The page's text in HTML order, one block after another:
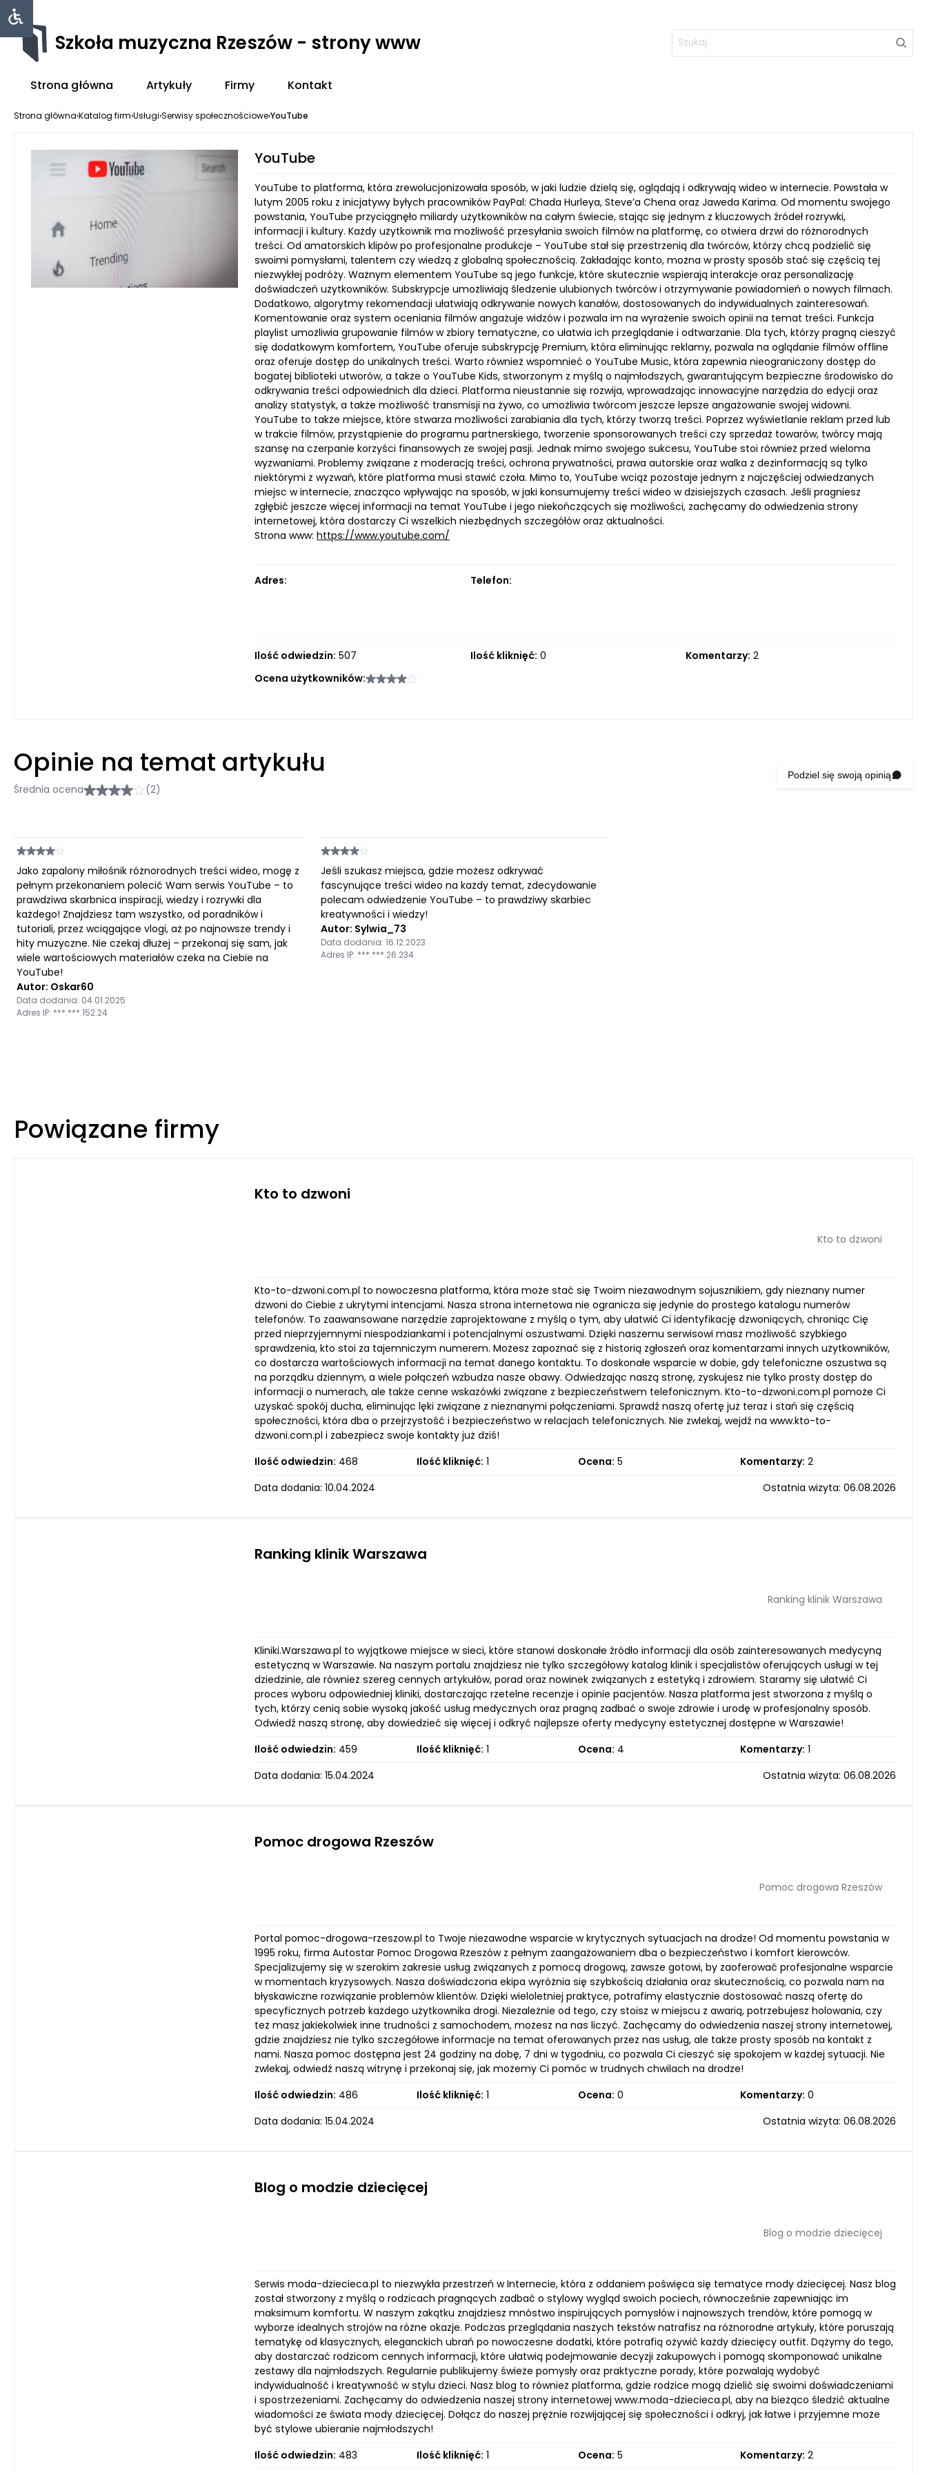
Szkoła muzyczna Rzeszów - strony www
Strona główna Artykuły Firmy Kontakt
Strona główna›Katalog firm›Usługi›Serwisy społecznościowe›YouTube
YouTube
YouTube to platforma, która zrewolucjonizowała sposób, w jaki ludzie dzielą się, oglądają i odkrywają wideo w internecie. Powstała w
lutym 2005 roku z inicjatywy byłych pracowników PayPal: Chada Hurleya, Steve’a Chena oraz Jaweda Karima. Od momentu swojego
powstania, YouTube przyciągnęło miliardy użytkowników na całym świecie, stając się jednym z kluczowych źródeł rozrywki,
informacji i kultury. Każdy użytkownik ma możliwość przesyłania swoich filmów na platformę, co otwiera drzwi do różnorodnych
treści. Od amatorskich klipów po profesjonalne produkcje – YouTube stał się przestrzenią dla twórców, którzy chcą podzielić się
swoimi pomysłami, talentem czy wiedzą z globalną społecznością. Zakładając konto, można w prosty sposób stać się częścią tej
niezwykłej podróży. Ważnym elementem YouTube są jego funkcje, które skutecznie wspierają interakcje oraz personalizację
doświadczeń użytkowników. Subskrypcje umożliwiają śledzenie ulubionych twórców i otrzymywanie powiadomień o nowych filmach.
Dodatkowo, algorytmy rekomendacji ułatwiają odkrywanie nowych kanałów, dostosowanych do indywidualnych zainteresowań.
Komentowanie oraz system oceniania filmów angażuje widzów i pozwala im na wyrażenie swoich opinii na temat treści. Funkcja
playlist umożliwia grupowanie filmów w zbiory tematyczne, co ułatwia ich przeglądanie i odtwarzanie. Dla tych, którzy pragną cieszyć
się dodatkowym komfortem, YouTube oferuje subskrypcję Premium, która eliminując reklamy, pozwala na oglądanie filmów offline
oraz oferuje dostęp do unikalnych treści. Warto również wspomnieć o YouTube Music, która zapewnia nieograniczony dostęp do
bogatej biblioteki utworów, a także o YouTube Kids, stworzonym z myślą o najmłodszych, gwarantującym bezpieczne środowisko do
odkrywania treści odpowiednich dla dzieci. Platforma nieustannie się rozwija, wprowadzając innowacyjne narzędzia do edycji oraz
analizy statystyk, a także możliwość transmisji na żywo, co umożliwia twórcom jeszcze lepsze angażowanie swojej widowni.
YouTube to także miejsce, które stwarza możliwości zarabiania dla tych, którzy tworzą treści. Poprzez wyświetlanie reklam przed lub
w trakcie filmów, przystąpienie do programu partnerskiego, tworzenie sponsorowanych treści czy sprzedaż towarów, twórcy mają
szansę na czerpanie korzyści finansowych ze swojej pasji. Jednak mimo swojego sukcesu, YouTube stoi również przed wieloma
wyzwaniami. Problemy związane z moderacją treści, ochrona prywatności, prawa autorskie oraz walka z dezinformacją są tylko
niektórymi z wyzwań, które platforma musi stawić czoła. Mimo to, YouTube wciąż pozostaje jednym z najczęściej odwiedzanych
miejsc w internecie, znacząco wpływając na sposób, w jaki konsumujemy treści wideo w dzisiejszych czasach. Jeśli pragniesz
zgłębić jeszcze więcej informacji na temat YouTube i jego niekończących się możliwości, zachęcamy do odwiedzenia strony
internetowej, która dostarczy Ci wszelkich niezbędnych szczegółów oraz aktualności.
Strona www: https://www.youtube.com/
Adres: Telefon:
Ilość odwiedzin: 507 Ilość kliknięć: 0 Komentarzy: 2
Ocena użytkowników:
Opinie na temat artykułu
Średnia ocena (2)
Podziel się swoją opinią
Jako zapalony miłośnik różnorodnych treści wideo, mogę z
pełnym przekonaniem polecić Wam serwis YouTube – to
prawdziwa skarbnica inspiracji, wiedzy i rozrywki dla
każdego! Znajdziesz tam wszystko, od poradników i
tutoriali, przez wciągające vlogi, aż po najnowsze trendy i
hity muzyczne. Nie czekaj dłużej – przekonaj się sam, jak
wiele wartościowych materiałów czeka na Ciebie na
YouTube!
Autor: Oskar60
Data dodania: 04.01.2025
Adres IP: ***.***.152.24
Jeśli szukasz miejsca, gdzie możesz odkrywać
fascynujące treści wideo na każdy temat, zdecydowanie
polecam odwiedzenie YouTube – to prawdziwy skarbiec
kreatywności i wiedzy!
Autor: Sylwia_73
Data dodania: 16.12.2023
Adres IP: ***.***.26.234
Powiązane firmy
Kto to dzwoni
Kto to dzwoni
Kto-to-dzwoni.com.pl to nowoczesna platforma, która może stać się Twoim niezawodnym sojusznikiem, gdy nieznany numer
dzwoni do Ciebie z ukrytymi intencjami. Nasza strona internetowa nie ogranicza się jedynie do prostego katalogu numerów
telefonów. To zaawansowane narzędzie zaprojektowane z myślą o tym, aby ułatwić Ci identyfikację dzwoniących, chroniąc Cię
przed nieprzyjemnymi niespodziankami i potencjalnymi oszustwami. Dzięki naszemu serwisowi masz możliwość szybkiego
sprawdzenia, kto stoi za tajemniczym numerem. Możesz zapoznać się z historią zgłoszeń oraz komentarzami innych użytkowników,
co dostarcza wartościowych informacji na temat danego kontaktu. To doskonałe wsparcie w dobie, gdy telefoniczne oszustwa są
na porządku dziennym, a wiele połączeń wzbudza nasze obawy. Odwiedzając naszą stronę, zyskujesz nie tylko prosty dostęp do
informacji o numerach, ale także cenne wskazówki związane z bezpieczeństwem telefonicznym. Kto-to-dzwoni.com.pl pomoże Ci
uzyskać spokój ducha, eliminując lęki związane z nieznanymi połączeniami. Sprawdź naszą ofertę już teraz i stań się częścią
społeczności, która dba o przejrzystość i bezpieczeństwo w relacjach telefonicznych. Nie zwlekaj, wejdź na www.kto-to-
dzwoni.com.pl i zabezpiecz swoje kontakty już dziś!
Ilość odwiedzin: 468 Ilość kliknięć: 1 Ocena: 5 Komentarzy: 2
Data dodania: 10.04.2024
Ostatnia wizyta: 06.08.2026
Ranking klinik Warszawa
Ranking klinik Warszawa
Kliniki.Warszawa.pl to wyjątkowe miejsce w sieci, które stanowi doskonałe źródło informacji dla osób zainteresowanych medycyną
estetyczną w Warszawie. Na naszym portalu znajdziesz nie tylko szczegółowy katalog klinik i specjalistów oferujących usługi w tej
dziedzinie, ale również szereg cennych artykułów, porad oraz nowinek związanych z estetyką i zdrowiem. Staramy się ułatwić Ci
proces wyboru odpowiedniej kliniki, dostarczając rzetelne recenzje i opinie pacjentów. Nasza platforma jest stworzona z myślą o
tych, którzy cenią sobie wysoką jakość usług medycznych oraz pragną zadbać o swoje zdrowie i urodę w profesjonalny sposób.
Odwiedź naszą stronę, aby dowiedzieć się więcej i odkryć najlepsze oferty medycyny estetycznej dostępne w Warszawie!
Ilość odwiedzin: 459 Ilość kliknięć: 1 Ocena: 4 Komentarzy: 1
Data dodania: 15.04.2024
Ostatnia wizyta: 06.08.2026
Pomoc drogowa Rzeszów
Pomoc drogowa Rzeszów
Portal pomoc-drogowa-rzeszow.pl to Twoje niezawodne wsparcie w krytycznych sytuacjach na drodze! Od momentu powstania w
1995 roku, firma Autostar Pomoc Drogowa Rzeszów z pełnym zaangażowaniem dba o bezpieczeństwo i komfort kierowców.
Specjalizujemy się w szerokim zakresie usług związanych z pomocą drogową, zawsze gotowi, by zaoferować profesjonalne wsparcie
w momentach kryzysowych. Nasza doświadczona ekipa wyróżnia się szybkością działania oraz skutecznością, co pozwala nam na
błyskawiczne rozwiązanie problemów klientów. Dzięki wieloletniej praktyce, potrafimy elastycznie dostosować naszą ofertę do
specyficznych potrzeb każdego użytkownika drogi. Niezależnie od tego, czy stoisz w miejscu z awarią, potrzebujesz holowania, czy
też masz jakiekolwiek inne trudności z samochodem, możesz na nas liczyć. Zachęcamy do odwiedzenia naszej strony internetowej,
gdzie znajdziesz nie tylko szczegółowe informacje na temat oferowanych przez nas usług, ale także prosty sposób na kontakt z
nami. Nasza pomoc dostępna jest 24 godziny na dobę, 7 dni w tygodniu, co pozwala Ci cieszyć się spokojem w każdej sytuacji. Nie
zwlekaj, odwiedź naszą witrynę i przekonaj się, jak możemy Ci pomóc w trudnych chwilach na drodze!
Ilość odwiedzin: 486 Ilość kliknięć: 1 Ocena: 0 Komentarzy: 0
Data dodania: 15.04.2024
Ostatnia wizyta: 06.08.2026
Blog o modzie dziecięcej
Blog o modzie dziecięcej
Serwis moda-dziecieca.pl to niezwykła przestrzeń w Internecie, która z oddaniem poświęca się tematyce mody dziecięcej. Nasz blog
został stworzony z myślą o rodzicach pragnących zadbać o stylowy wygląd swoich pociech, równocześnie zapewniając im
maksimum komfortu. W naszym zakątku znajdziesz mnóstwo inspirujących pomysłów i najnowszych trendów, które pomogą w
wyborze idealnych strojów na różne okazje. Podczas przeglądania naszych tekstów natrafisz na różnorodne artykuły, które poruszają
tematykę od klasycznych, eleganckich ubrań po nowoczesne dodatki, które potrafią ożywić każdy dziecięcy outfit. Dążymy do tego,
aby dostarczać rodzicom cennych informacji, które ułatwią podejmowanie decyzji zakupowych i pomogą skomponować unikalne
zestawy dla najmłodszych. Regularnie publikujemy świeże pomysły oraz praktyczne porady, które pozwalają wydobyć
indywidualność i kreatywność w stylu dzieci. Nasz blog to również platforma, gdzie rodzice mogą dzielić się swoimi doświadczeniami
i spostrzeżeniami. Zachęcamy do odwiedzenia naszej strony internetowej www.moda-dziecieca.pl, aby na bieżąco śledzić aktualne
wiadomości ze świata mody dziecięcej. Dołącz do naszej prężnie rozwijającej się społeczności i odkryj, jak łatwe i przyjemne może
być stylowe ubieranie najmłodszych!
Ilość odwiedzin: 483 Ilość kliknięć: 1 Ocena: 5 Komentarzy: 2